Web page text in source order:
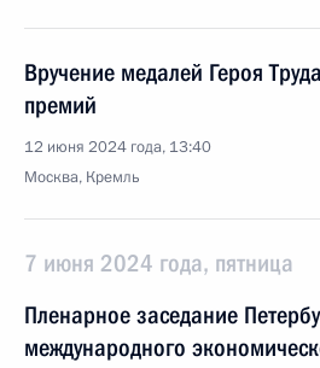
Вручение медалей Героя
премий
12 июня 2024 года, 13:40
Москва, Кремль
7 июня 2024 года, пятница
Пленарное заседание
международного